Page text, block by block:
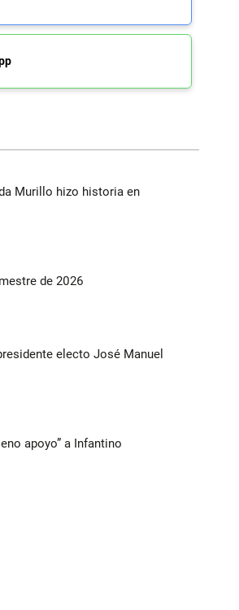
Murillo hizo historia en
de 2026
electo José Manuel
apoyo” a Infantino